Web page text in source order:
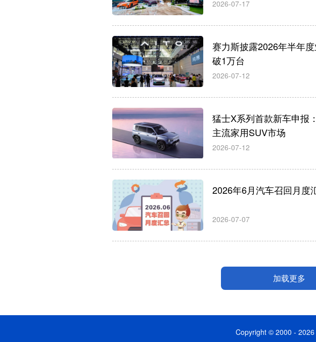
2026-07-17
赛力斯披露2026年半年
破1万台
2026-07-12
猛士X系列首款新车申报
主流家用SUV市场
2026-07-12
2026年6月汽车召回月度
2026-07-07
加载更多
Copyright © 2000 -